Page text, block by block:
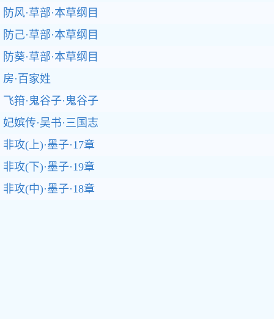
防风·草部·本草纲目
防己·草部·本草纲目
防葵·草部·本草纲目
房·百家姓
飞箝·鬼谷子·鬼谷子
妃嫔传·吴书·三国志
非攻(上)·墨子·17章
非攻(下)·墨子·19章
非攻(中)·墨子·18章